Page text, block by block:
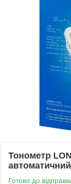
Тонометр
автоматичний
Готово до